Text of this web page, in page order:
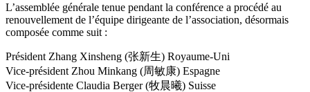
L’assemblée générale tenue pendant la conférence a procédé au
renouvellement de l’équipe dirigeante de l’association, désormais
composée comme suit :
Président Zhang Xinsheng (张新生) Royaume-Uni
Vice-président Zhou Minkang (周敏康) Espagne
Vice-présidente Claudia Berger (牧晨曦) Suisse